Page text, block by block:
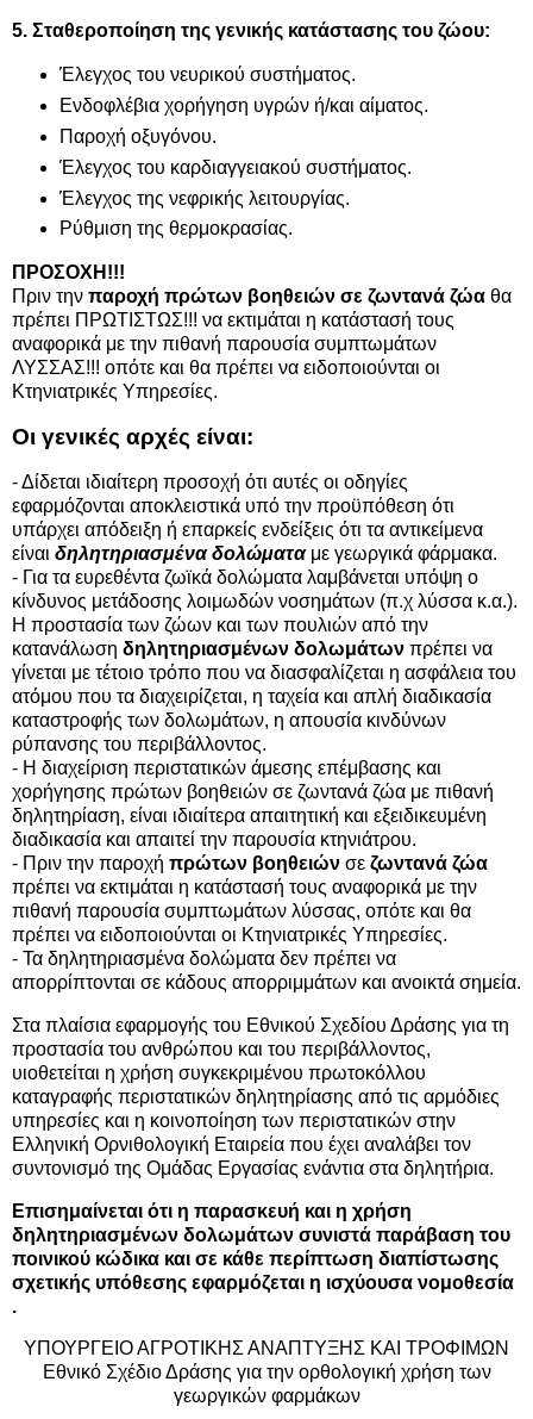
5. Σταθεροποίηση της γενικής κατάστασης του ζώου:
Έλεγχος του νευρικού συστήματος.
Ενδοφλέβια χορήγηση υγρών ή/και αίματος.
Παροχή οξυγόνου.
Έλεγχος του καρδιαγγειακού συστήματος.
Έλεγχος της νεφρικής λειτουργίας.
Ρύθμιση της θερμοκρασίας.
ΠΡΟΣΟΧΗ!!!
Πριν την παροχή πρώτων βοηθειών σε ζωντανά ζώα θα
πρέπει ΠΡΩΤΙΣΤΩΣ!!! να εκτιμάται η κατάστασή τους
αναφορικά με την πιθανή παρουσία συμπτωμάτων
ΛΥΣΣΑΣ!!! οπότε και θα πρέπει να ειδοποιούνται οι
Κτηνιατρικές Υπηρεσίες.
Οι γενικές αρχές είναι:
- Δίδεται ιδιαίτερη προσοχή ότι αυτές οι οδηγίες
εφαρμόζονται αποκλειστικά υπό την προϋπόθεση ότι
υπάρχει απόδειξη ή επαρκείς ενδείξεις ότι τα αντικείμενα
είναι δηλητηριασμένα δολώματαμε γεωργικά φάρμακα.
- Για τα ευρεθέντα ζωϊκά δολώματα λαμβάνεται υπόψη ο
κίνδυνος μετάδοσης λοιμωδών νοσημάτων (π.χ λύσσα κ.α.).
Η προστασία των ζώων και των πουλιών από την
κατανάλωση δηλητηριασμένων δολωμάτων πρέπει να
γίνεται με τέτοιο τρόπο που να διασφαλίζεται η ασφάλεια του
ατόμου που τα διαχειρίζεται, η ταχεία και απλή διαδικασία
καταστροφής των δολωμάτων, η απουσία κινδύνων
ρύπανσης του περιβάλλοντος.
- Η διαχείριση περιστατικών άμεσης επέμβασης και
χορήγησης πρώτων βοηθειών σε ζωντανά ζώα με πιθανή
δηλητηρίαση, είναι ιδιαίτερα απαιτητική και εξειδικευμένη
διαδικασία και απαιτεί την παρουσία κτηνιάτρου.
- Πριν την παροχή πρώτων βοηθειών σε ζωντανά ζώα
πρέπει να εκτιμάται η κατάστασή τους αναφορικά με την
πιθανή παρουσία συμπτωμάτων λύσσας, οπότε και θα
πρέπει να ειδοποιούνται οι Κτηνιατρικές Υπηρεσίες.
- Τα δηλητηριασμένα δολώματα δεν πρέπει να
απορρίπτονται σε κάδους απορριμμάτων και ανοικτά σημεία.
Στα πλαίσια εφαρμογής του Εθνικού Σχεδίου Δράσης για τη
προστασία του ανθρώπου και του περιβάλλοντος,
υιοθετείται η χρήση συγκεκριμένου πρωτοκόλλου
καταγραφής περιστατικών δηλητηρίασης από τις αρμόδιες
υπηρεσίες και η κοινοποίηση των περιστατικών στην
Ελληνική Ορνιθολογική Εταιρεία που έχει αναλάβει τον
συντονισμό της Ομάδας Εργασίας ενάντια στα δηλητήρια.
Επισημαίνεται ότι η παρασκευή και η χρήση
δηλητηριασμένων δολωμάτων συνιστά παράβαση του
ποινικού κώδικα και σε κάθε περίπτωση διαπίστωσης
σχετικής υπόθεσης εφαρμόζεται η ισχύουσα νομοθεσία
.
ΥΠΟΥΡΓΕΙΟ ΑΓΡΟΤΙΚΗΣ ΑΝΑΠΤΥΞΗΣ ΚΑΙ ΤΡΟΦΙΜΩΝ
Εθνικό Σχέδιο Δράσης για την ορθολογική χρήση των
γεωργικών φαρμάκων